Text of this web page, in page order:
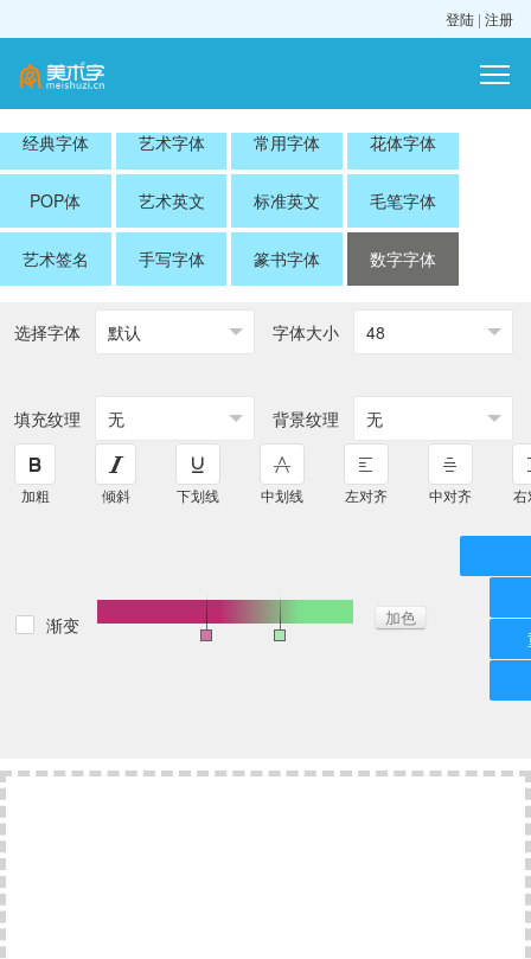
登陆 | 注册
经典字体 艺术字体 常用字体 花体字体
POP体 艺术英文 标准英文 毛笔字体
艺术签名 手写字体 篆书字体 数字字体
选择字体 字体大小
填充纹理 背景纹理

加粗

倾斜

下划线

中划线

左对齐

中对齐 右
渐变 加色